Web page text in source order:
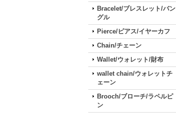
Bracelet/ブレスレット/バン
グル
Pierce/ピアス/イヤーカフ
Chain/チェーン
Wallet/ウォレット/財布
wallet chain/ウォレットチ
ェーン
Brooch/ブローチ/ラペルピ
ン